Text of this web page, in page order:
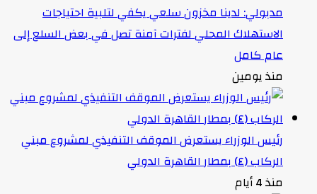
مدبولي: لدينا مخزون سلعي يكفي لتلبية احتياجات
الاستهلاك المحلي لفترات آمنة تصل في بعض السلع إلى
عام كامل
منذ يومين
رئيس الوزراء يستعرض الموقف التنفيذي لمشروع مبني
الركاب (٤) بمطار القاهرة الدولي
منذ 4 أيام